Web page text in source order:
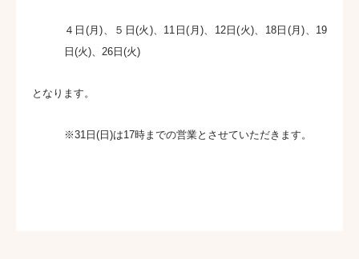
４日(月)、５日(火)、11日(月)、12日(火)、18日(月)、19
日(火)、26日(火)
となります。
※31日(日)は17時までの営業とさせていただきます。